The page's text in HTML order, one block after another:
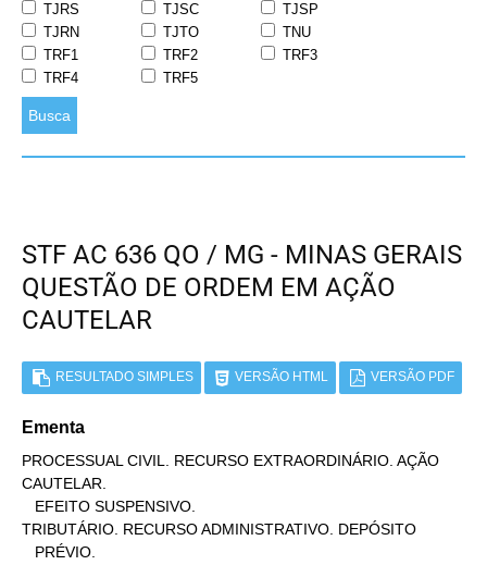
TJRS
TJSC
TJSP
TJRN
TJTO
TNU
TRF1
TRF2
TRF3
TRF4
TRF5
Busca
STF AC 636 QO / MG - MINAS GERAIS
QUESTÃO DE ORDEM EM AÇÃO
CAUTELAR
RESULTADO SIMPLES VERSÃO HTML VERSÃO PDF
Ementa
PROCESSUAL CIVIL. RECURSO EXTRAORDINÁRIO. AÇÃO
CAUTELAR.
TRIBUTÁRIO. RECURSO ADMINISTRATIVO. DEPÓSITO